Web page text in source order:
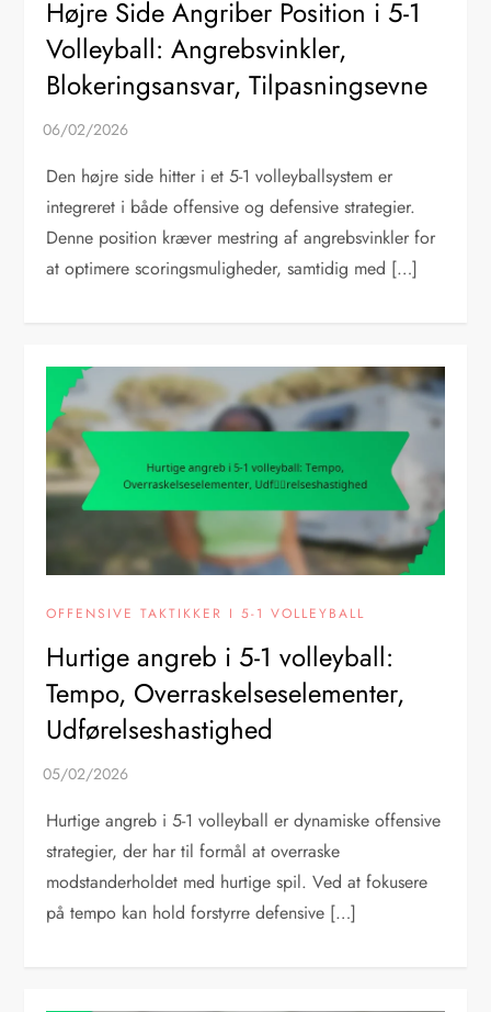
Højre Side Angriber Position i 5-1
Volleyball: Angrebsvinkler,
Blokeringsansvar, Tilpasningsevne
Den højre side hitter i et 5-1 volleyballsystem er
integreret i både offensive og defensive strategier.
Denne position kræver mestring af angrebsvinkler for
at optimere scoringsmuligheder, samtidig med […]
OFFENSIVE TAKTIKKER I 5-1 VOLLEYBALL
Hurtige angreb i 5-1 volleyball:
Tempo, Overraskelseselementer,
Udførelseshastighed
Hurtige angreb i 5-1 volleyball er dynamiske offensive
strategier, der har til formål at overraske
modstanderholdet med hurtige spil. Ved at fokusere
på tempo kan hold forstyrre defensive […]